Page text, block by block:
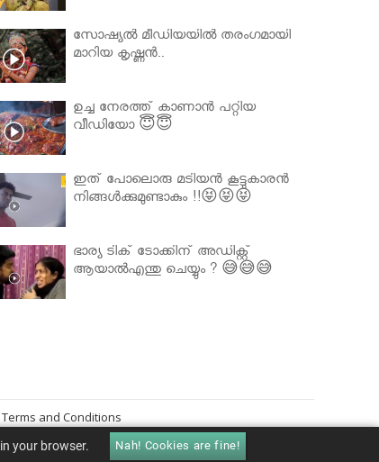
സോഷ്യൽ മീഡിയയിൽ തരംഗമായി
മാറിയ കൃഷ്ണൻ..
ഉച്ച നേരത്ത് കാണാൻ പറ്റിയ
വീഡിയോ 😇😇
ഇത് പോലൊരു മടിയൻ കൂട്ടുകാരൻ
നിങ്ങൾക്കുമുണ്ടാകും !!😝😝😝
ഭാര്യ ടിക് ടോക്കിന് അഡിക്റ്റ്
ആയാൽഎന്തു ചെയ്യും ? 😅😅😅
Terms and Conditions
your browser. Nah! Cookies are fine!